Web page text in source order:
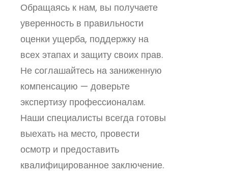
Обращаясь к нам, вы получаете
уверенность в правильности
оценки ущерба, поддержку на
всех этапах и защиту своих прав.
Не соглашайтесь на заниженную
компенсацию — доверьте
экспертизу профессионалам.
Наши специалисты всегда готовы
выехать на место, провести
осмотр и предоставить
квалифицированное заключение.